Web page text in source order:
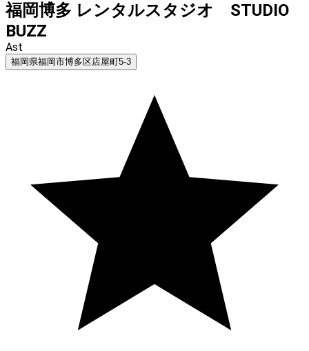
福岡博多 レンタルスタジオ STUDIO
BUZZ
Ast
福岡県福岡市博多区店屋町5-3